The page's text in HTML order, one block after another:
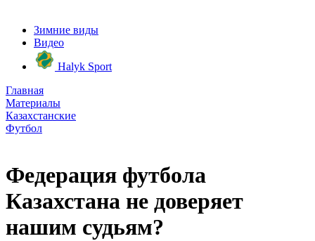
Зимние виды
Видео
Halyk Sport
Главная
Материалы
Казахстанские
Футбол
Федерация футбола
Казахстана не доверяет
нашим судьям?